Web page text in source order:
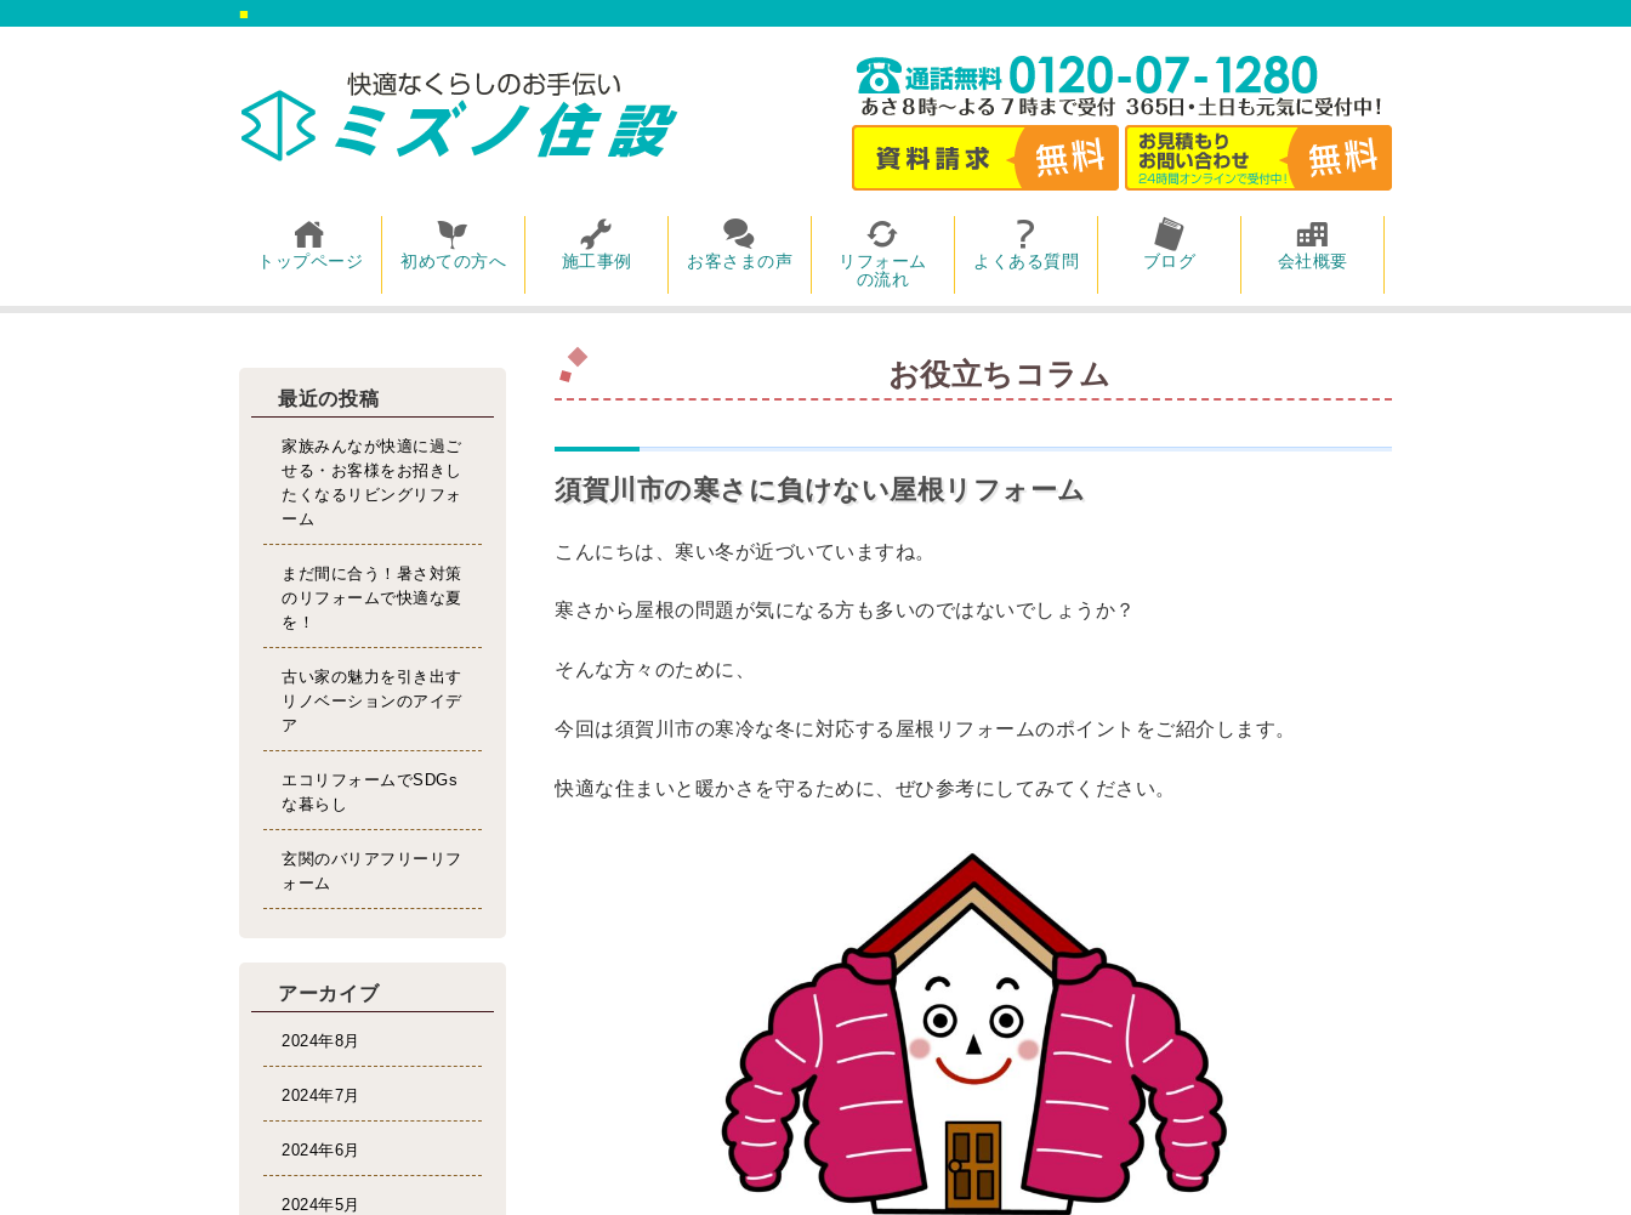
トップページ 初めての方へ 施工事例 お客さまの声
リフォーム
の流れ
よくある質問 ブログ 会社概要
お役立ちコラム
須賀川市の寒さに負けない屋根リフォーム
こんにちは、寒い冬が近づいていますね。
寒さから屋根の問題が気になる方も多いのではないでしょうか？
そんな方々のために、
今回は須賀川市の寒冷な冬に対応する屋根リフォームのポイントをご紹介します。
快適な住まいと暖かさを守るために、ぜひ参考にしてみてください。
最近の投稿
家族みんなが快適に過ご
せる・お客様をお招きし
たくなるリビングリフォ
ーム
まだ間に合う！暑さ対策
のリフォームで快適な夏
を！
古い家の魅力を引き出す
リノベーションのアイデ
ア
エコリフォームでSDGs
な暮らし
玄関のバリアフリーリフ
ォーム
アーカイブ
2024年8月
2024年7月
2024年6月
2024年5月